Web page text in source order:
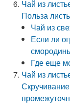
Чай из
Польза
Чай из
Если ли
Где еще
Чай из